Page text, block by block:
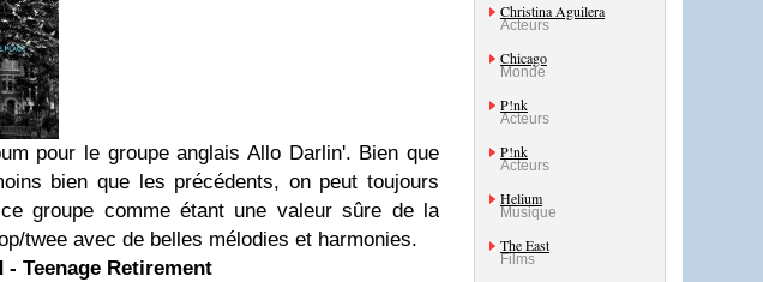
pour le groupe anglais Allo Darlin'. Bien que
bien que les précédents, on peut toujours
groupe comme étant une valeur sûre de la
twee avec de belles mélodies et harmonies.
- Teenage Retirement
Christina Aguilera
Acteurs
Chicago
Monde
P!nk
Acteurs
P!nk
Acteurs
Helium
Musique
The East
Films